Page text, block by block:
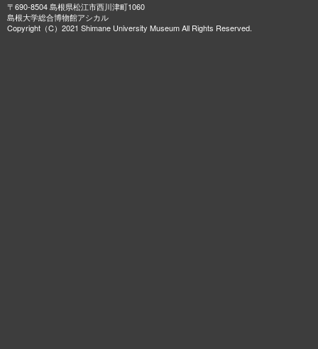
〒690-8504 島根県松江市西川津町1060
島根大学総合博物館アシカル
Copyright（C）2021 Shimane University Museum All Rights Reserved.